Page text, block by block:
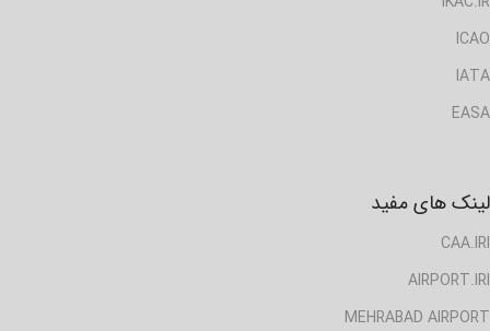
ICAO
IATA
EASA
لینک های مفید
CAA.IRI
AIRPORT.IRI
MEHRABAD AIRPORT